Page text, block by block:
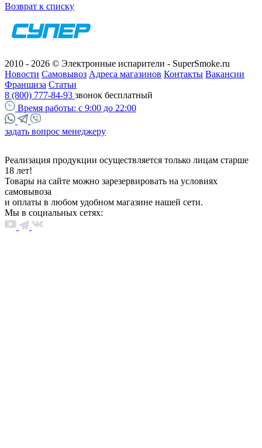
Возврат к списку
2010 - 2026 © Электронные испарители - SuperSmoke.ru
Новости Самовывоз Адреса магазинов Контакты Вакансии
Франшиза Статьи
8 (800) 777-84-93 звонок бесплатный
Время работы: с 9:00 до 22:00
задать вопрос менеджеру
Реализация продукции осуществляется только лицам старше
18 лет!
Товары на сайте можно зарезервировать на условиях
самовывоза
и оплаты в любом удобном магазине нашей сети.
Мы в социальных сетях: